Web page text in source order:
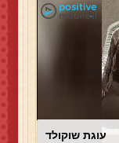
עוגת שוקולד